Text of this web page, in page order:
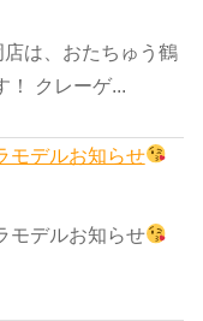
は、おたちゅう鶴
！ クレーゲ...
モデルお知らせ
モデルお知らせ